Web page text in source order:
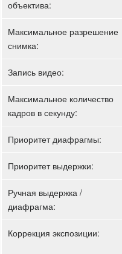
объектива:
Максимальное разрешение
снимка:
Запись видео:
Максимальное количество
кадров в секунду:
Приоритет диафрагмы:
Приоритет выдержки:
Ручная выдержка /
диафрагма:
Коррекция экспозиции: